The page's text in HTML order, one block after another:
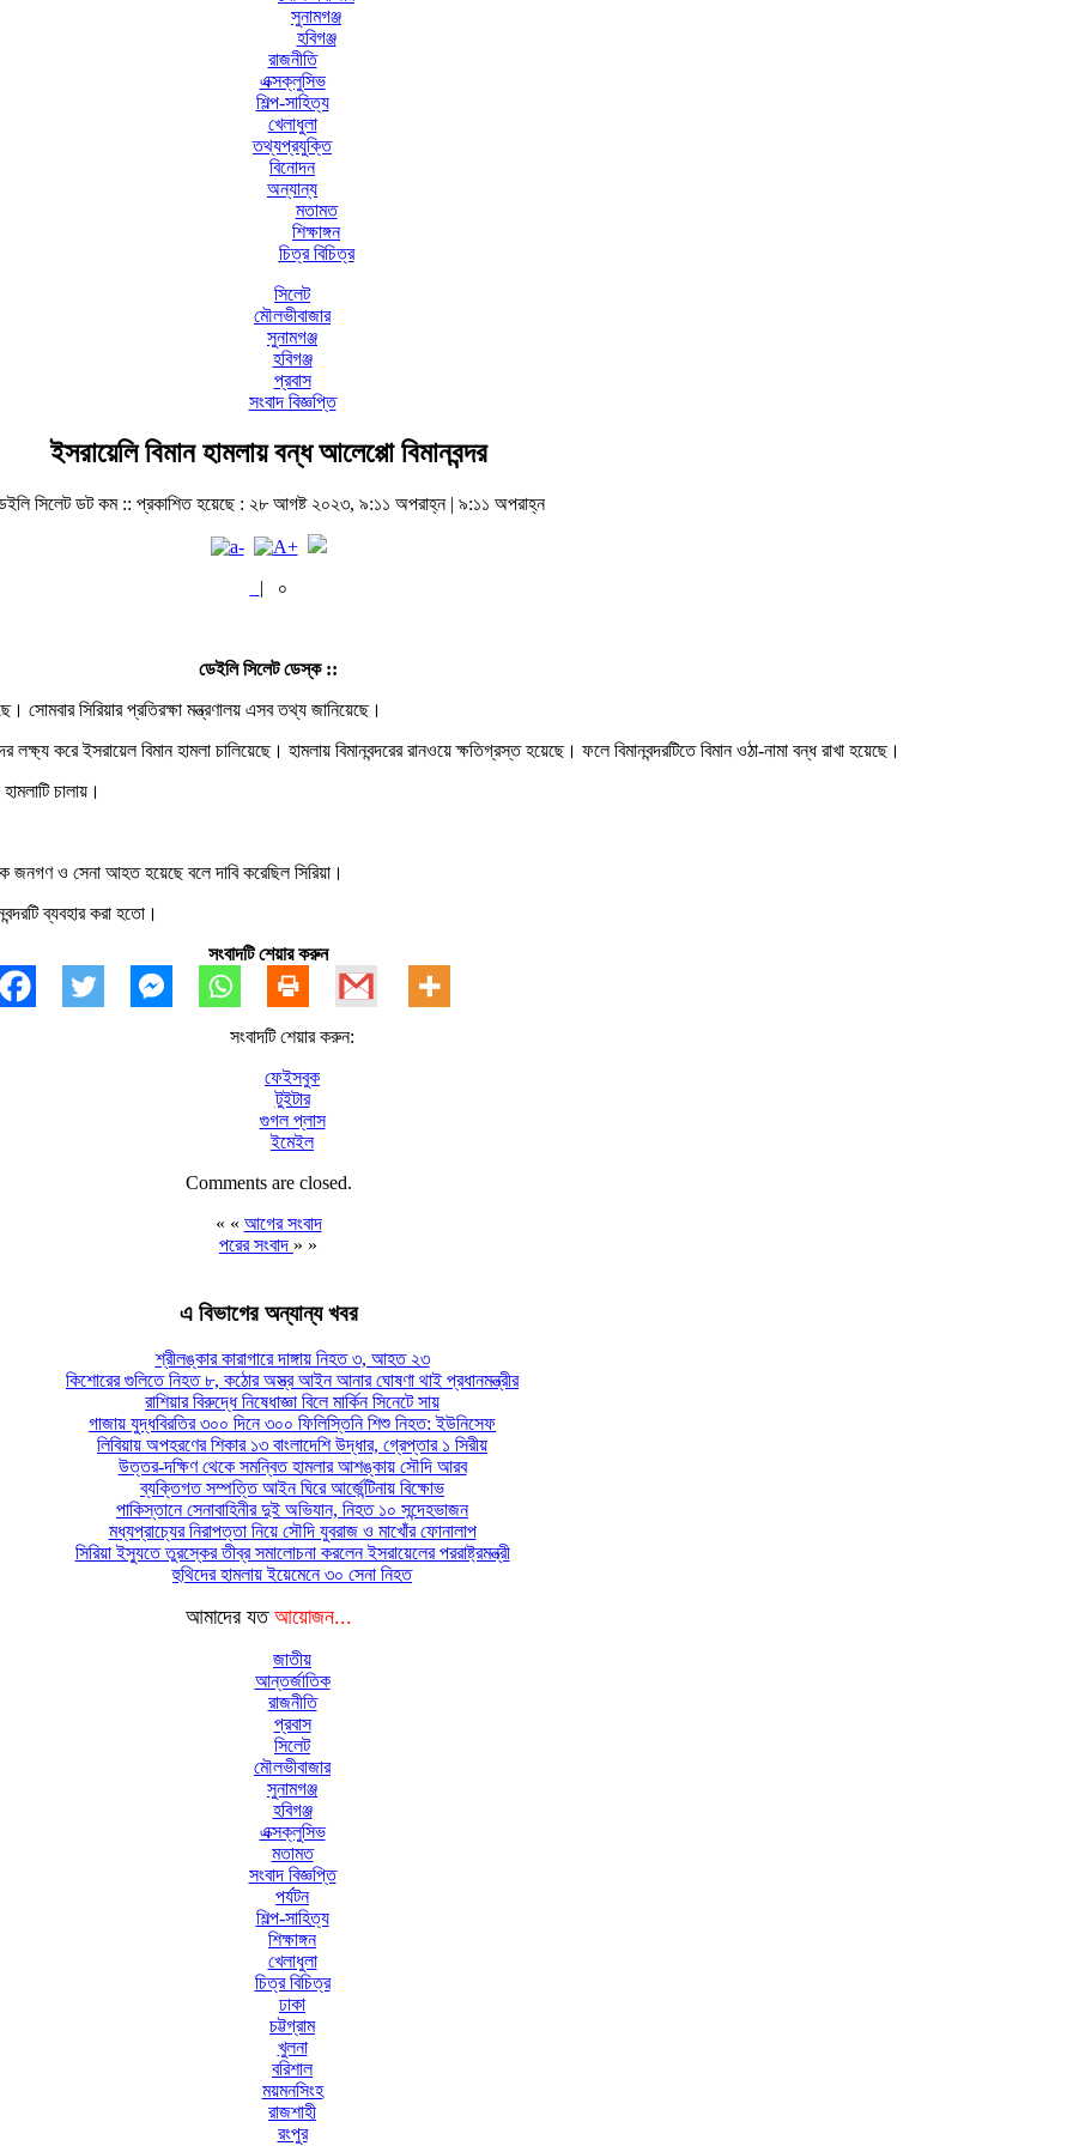
সুনামগঞ্জ
হবিগঞ্জ
রাজনীতি
এক্সক্লুসিভ
শিল্প-সাহিত্য
খেলাধুলা
তথ্যপ্রযুক্তি
বিনোদন
অন্যান্য
মতামত
শিক্ষাঙ্গন
চিত্র বিচিত্র
সিলেট
মৌলভীবাজার
সুনামগঞ্জ
হবিগঞ্জ
প্রবাস
সংবাদ বিজ্ঞপ্তি
ইসরায়েলি বিমান হামলায় বন্ধ আলেপ্পো বিমানবন্দর
সিলেট ডট কম ::প্রকাশিত হয়েছে : ২৮ আগষ্ট ২০২৩, ৯:১১ অপরাহ্ন | ৯:১১ অপরাহ্ন
| ০
ডেইলি সিলেট ডেস্ক ::
সোমবার সিরিয়ার প্রতিরক্ষা মন্ত্রণালয় এসব তথ্য জানিয়েছে।
করে ইসরায়েল বিমান হামলা চালিয়েছে। হামলায় বিমানবন্দরের রানওয়ে ক্ষতিগ্রস্ত হয়েছে। ফলে বিমানবন্দরটিতে বিমান ওঠা-নামা বন্ধ রাখা হয়েছে।
চালায়।
জনগণ ও সেনা আহত হয়েছে বলে দাবি করেছিল সিরিয়া।
ব্যবহার করা হতো।
সংবাদটি শেয়ার করুন
সংবাদটি শেয়ার করুন:
ফেইসবুক
টুইটার
গুগল প্লাস
ইমেইল
Comments are closed.
« « আগের সংবাদ
পরের সংবাদ » »
এ বিভাগের অন্যান্য খবর
শ্রীলঙ্কার কারাগারে দাঙ্গায় নিহত ৩, আহত ২৩
কিশোরের গুলিতে নিহত ৮, কঠোর অস্ত্র আইন আনার ঘোষণা থাই প্রধানমন্ত্রীর
রাশিয়ার বিরুদ্ধে নিষেধাজ্ঞা বিলে মার্কিন সিনেটে সায়
গাজায় যুদ্ধবিরতির ৩০০ দিনে ৩০০ ফিলিস্তিনি শিশু নিহত: ইউনিসেফ
লিবিয়ায় অপহরণের শিকার ১৩ বাংলাদেশি উদ্ধার, গ্রেপ্তার ১ সিরীয়
উত্তর-দক্ষিণ থেকে সমন্বিত হামলার আশঙ্কায় সৌদি আরব
ব্যক্তিগত সম্পত্তি আইন ঘিরে আর্জেন্টিনায় বিক্ষোভ
পাকিস্তানে সেনাবাহিনীর দুই অভিযান, নিহত ১০ সন্দেহভাজন
মধ্যপ্রাচ্যের নিরাপত্তা নিয়ে সৌদি যুবরাজ ও মাখোঁর ফোনালাপ
সিরিয়া ইস্যুতে তুরস্কের তীব্র সমালোচনা করলেন ইসরায়েলের পররাষ্ট্রমন্ত্রী
হুথিদের হামলায় ইয়েমেনে ৩০ সেনা নিহত
আমাদের যত আয়োজন...
জাতীয়
আন্তর্জাতিক
রাজনীতি
প্রবাস
সিলেট
মৌলভীবাজার
সুনামগঞ্জ
হবিগঞ্জ
এক্সক্লুসিভ
মতামত
সংবাদ বিজ্ঞপ্তি
পর্যটন
শিল্প-সাহিত্য
শিক্ষাঙ্গন
খেলাধুলা
চিত্র বিচিত্র
ঢাকা
চট্টগ্রাম
খুলনা
বরিশাল
ময়মনসিংহ
রাজশাহী
রংপুর